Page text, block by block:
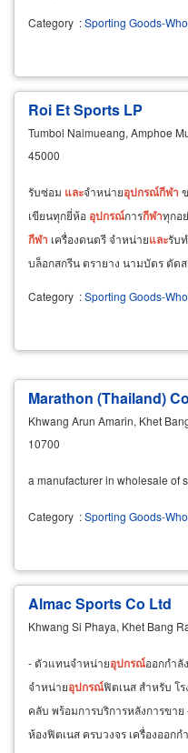
Category :Sporting Goods-
Roi Et Sports LP
Tumbol Naimueang, Amphoe
45000
รับซ่อม และจำหน่ายอุปกรณ์กีฬา
เขียนทุกยี่ห้อ อุปกรณ์การกีฬาทุกอ
กีฬา เครื่องดนตรี จำหน่ายและรับ
บล็อกสกรีน ตรายาง นามบัตร ตัด
Category :Sporting Goods-
Marathon (Thailand)
Khwang Arun Amarin, Khet
10700
a manufacturer in wholesale of
Category :Sporting Goods-
Almac Sports Co Ltd
Khwang Si Phaya, Khet Bang
- ตัวแทนจำหน่ายอุปกรณ์ออกกำลั
จำหน่ายอุปกรณ์ฟิตเนส สำหรับ โ
คลับ พร้อมการบริการหลังการขา
ห้องฟิตเนส ครบวงจร เครื่องออกก